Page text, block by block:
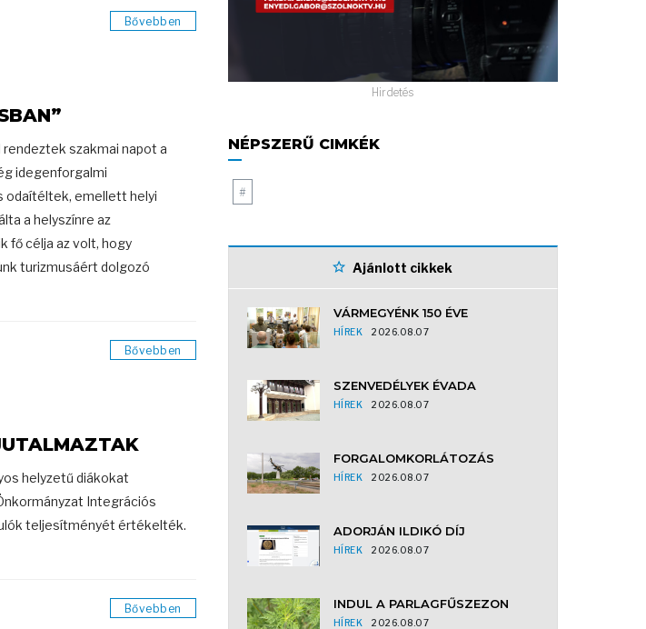
Bővebben
szakmai napot a
idegenforgalmi
odaítéltek, emellett helyi
a helyszínre az
fő célja az volt, hogy
turizmusáért dolgozó
Bővebben
helyzetű diákokat
Integrációs
teljesítményét értékelték.
Bővebben
Hirdetés
NÉPSZERŰ CIMKÉK
#
Ajánlott cikkek
VÁRMEGYÉNK 150 ÉVE
HÍREK 2026.08.07
SZENVEDÉLYEK ÉVADA
HÍREK 2026.08.07
FORGALOMKORLÁTOZÁS
HÍREK 2026.08.07
ADORJÁN ILDIKÓ DÍJ
HÍREK 2026.08.07
INDUL A PARLAGFŰSZEZON
HÍREK 2026.08.07